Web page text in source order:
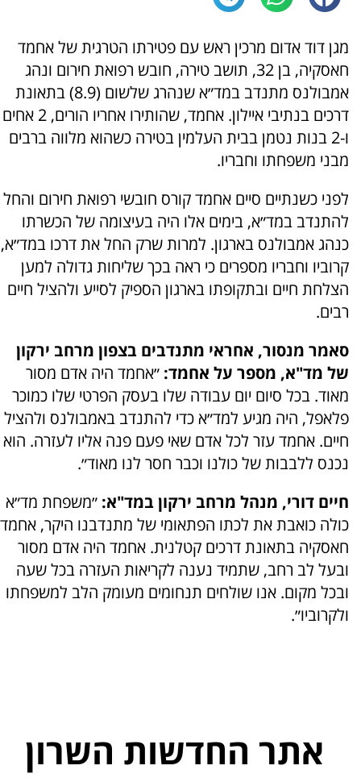
מגן דוד אדום מרכין ראש עם פטירתו הטרגית של אחמד
חאסקיה, בן 32, תושב טירה, חובש רפואת חירום ונהג
אמבולנס מתנדב במד״א שנהרג שלשום (8.9) בתאונת
דרכים בנתיבי איילון. אחמד, שהותירו אחריו הורים, 2 אחים
ו-2 בנות נטמן בבית העלמין בטירה כשהוא מלווה ברבים
מבני משפחתו וחבריו.
לפני כשנתיים סיים אחמד קורס חובשי רפואת חירום והחל
להתנדב במד״א, בימים אלו היה בעיצומה של הכשרתו
כנהג אמבולנס בארגון. למרות שרק החל את דרכו במד״א,
קרוביו וחבריו מספרים כי ראה בכך שליחות גדולה למען
הצלחת חיים ובתקופתו בארגון הספיק לסייע ולהציל חיים
רבים.
סאמר מנסור, אחראי מתנדבים בצפון מרחב ירקון
של מד"א, מספר על אחמד: ״אחמד היה אדם מסור
מאוד. בכל סיום יום עבודה שלו בעסק הפרטי שלו כמוכר
פלאפל, היה מגיע למד״א כדי להתנדב באמבולנס ולהציל
חיים. אחמד עזר לכל אדם שאי פעם פנה אליו לעזרה. הוא
נכנס ללבבות של כולנו וכבר חסר לנו מאוד״.
חיים דורי, מנהל מרחב ירקון במד"א: ״משפחת מד״א
כולה כואבת את לכתו הפתאומי של מתנדבנו היקר, אחמד
חאסקיה בתאונת דרכים קטלנית. אחמד היה אדם מסור
ובעל לב רחב, שתמיד נענה לקריאות העזרה בכל שעה
ובכל מקום. אנו שולחים תנחומים מעומק הלב למשפחתו
ולקרוביו״.
אתר החדשות השרון